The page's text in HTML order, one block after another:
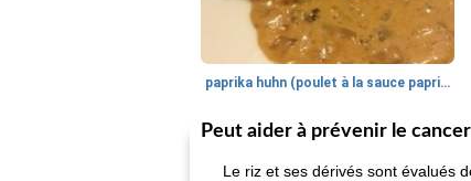
paprika huhn (poulet à la sauce paprika).
Peut aider à prévenir le cancer
Le riz et ses dérivés sont évalués